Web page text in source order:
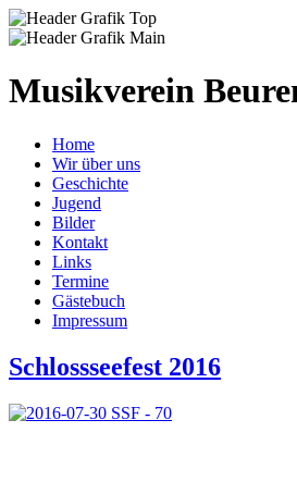
Musikverein
Home
Wir über uns
Geschichte
Jugend
Bilder
Kontakt
Links
Termine
Gästebuch
Impressum
Schlossseefest 2016